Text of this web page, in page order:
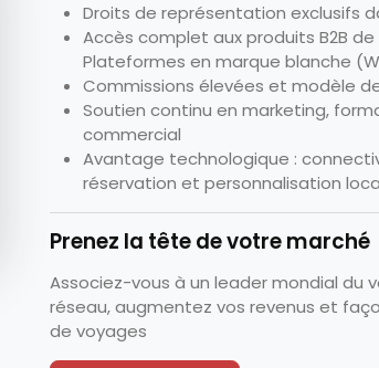
Droits de représentation exclusifs
Accès complet aux produits B2B
Plateformes en marque blanche
Commissions élevées et modèle
Soutien continu en marketing,
commercial
Avantage technologique :
réservation et personnalisation
Prenez la tête de votre marché
Associez-vous à un leader mondial du
réseau, augmentez vos revenus et
de voyages